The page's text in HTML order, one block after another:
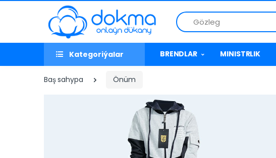
Gözleg
Kategoriýalar BRENDLAR MINISTRLIK
Baş sahypa Önüm